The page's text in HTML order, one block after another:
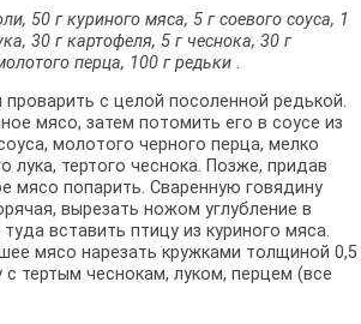
50 г куриного мяса, 5 г соевого соуса, 1
30 г картофеля, 5 г чеснока, 30 г
перца, 100 г редьки.
проварить с целой посоленной редькой.
мясо, затем потомить его в соусе из
молотого черного перца, мелко
лука, тертого чеснока. Позже, придав
мясо попарить. Сваренную говядину
вырезать ножом углубление в
вставить птицу из куриного мяса.
мясо нарезать кружками толщиной 0,5
с тертым чеснокам, луком, перцем (все